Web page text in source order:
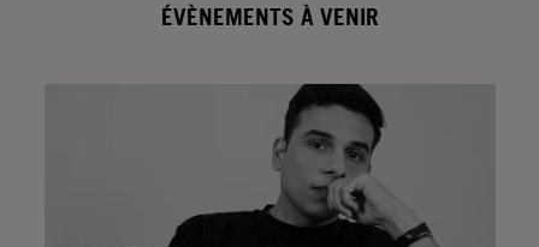
ÉVÈNEMENTS À VENIR